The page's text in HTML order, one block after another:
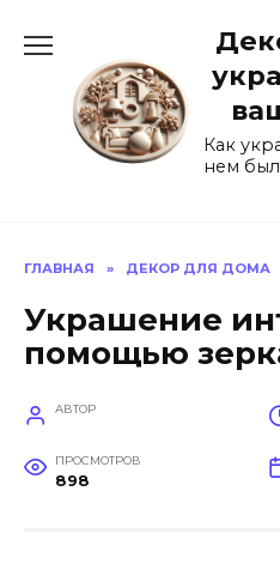
содержанию
Как
нем
ГЛАВНАЯ » ДЕКОР ДЛЯ ДОМА
Украшение
помощью
АВТОР
ПРОСМОТРОВ
898